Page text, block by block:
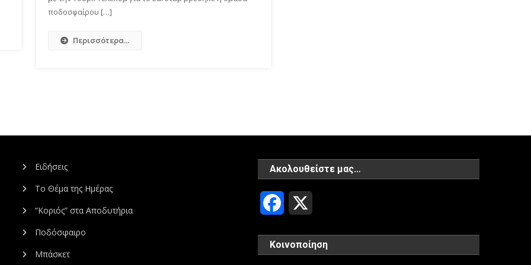
ποδοσφαίρου […]
Περισσότερα...
Ειδήσεις
Το Θέμα της Ημέρας
“Κοριός” στα Αποδυτήρια
Ποδόσφαιρο
Μπάσκετ
Ακολουθείστε μας…
Facebook
Κοινοποίηση